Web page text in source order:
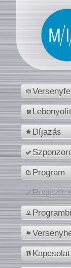
Díjazás
Program
Kapcsolat